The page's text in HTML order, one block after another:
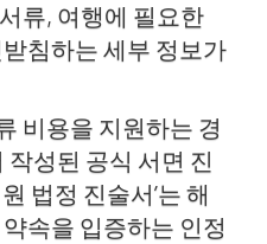
류, 여행에 필요한
침하는 세부 정보가
비용을 지원하는 경
성된 공식 서면 진
법정 진술서’는 해
속을 입증하는 인정